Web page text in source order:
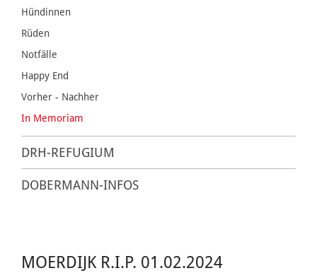
Hündinnen
Rüden
Notfälle
Happy End
Vorher - Nachher
In Memoriam
DRH-REFUGIUM
DOBERMANN-INFOS
MOERDIJK R.I.P. 01.02.2024